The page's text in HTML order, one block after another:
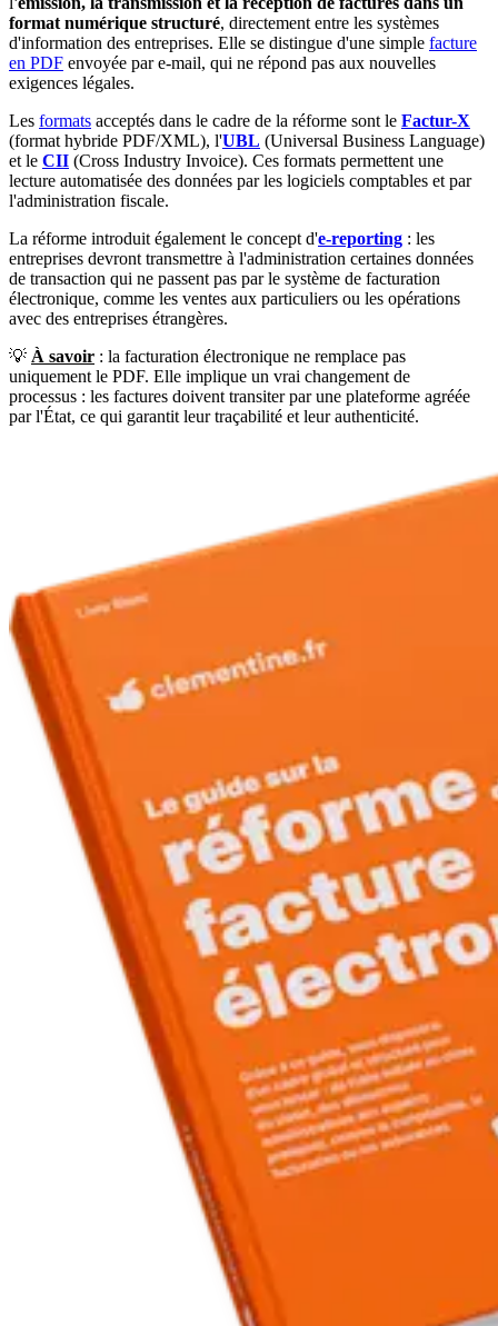
format numérique structuré, directement entre les systèmes
d'information des entreprises. Elle se distingue d'une simple facture
en PDF envoyée par e-mail, qui ne répond pas aux nouvelles
exigences légales.
Les formats acceptés dans le cadre de la réforme sont le Factur-X
(format hybride PDF/XML), l'UBL (Universal Business Language)
et le CII (Cross Industry Invoice). Ces formats permettent une
lecture automatisée des données par les logiciels comptables et par
l'administration fiscale.
La réforme introduit également le concept d'e-reporting : les
entreprises devront transmettre à l'administration certaines données
de transaction qui ne passent pas par le système de facturation
électronique, comme les ventes aux particuliers ou les opérations
avec des entreprises étrangères.
💡 À savoir : la facturation électronique ne remplace pas
uniquement le PDF. Elle implique un vrai changement de
processus : les factures doivent transiter par une plateforme agréée
par l'État, ce qui garantit leur traçabilité et leur authenticité.